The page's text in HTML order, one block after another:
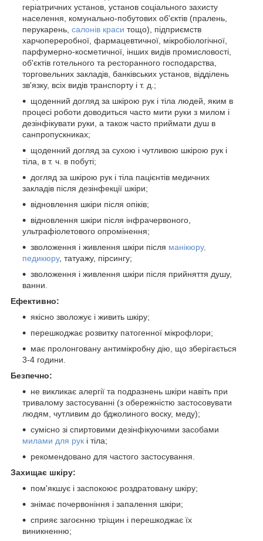
геріатричних установ, установ соціального захисту
населення, комунально-побутових об'єктів (пралень,
перукарень, салонів краси тощо), підприємств
харчопереробної, фармацевтичної, мікробіологічної,
парфумерно-косметичної, інших видів промисловості,
об'єктів готельного та ресторанного господарства,
торговельних закладів, банківських установ, відділень
зв'язку, всіх видів транспорту і т. д.;
щоденний догляд за шкірою рук і тіла людей, яким в
процесі роботи доводиться часто мити руки з милом і
дезінфікувати руки, а також часто приймати душ в
санпропускниках;
щоденний догляд за сухою і чутливою шкірою рук і
тіла, в т. ч. в побуті;
догляд за шкірою рук і тіла пацієнтів медичних
закладів після дезінфекції шкіри;
відновлення шкіри після опіків;
відновлення шкіри після інфрачервоного,
ультрафіолетового опромінення;
зволоження і живлення шкіри після манікюру,
педикюру, татуажу, пірсингу;
зволоження і живлення шкіри після прийняття душу,
ванни.
Ефективно:
якісно зволожує і живить шкіру;
перешкоджає розвитку патогенної мікрофлори;
має пролонговану антимікробну дію, що зберігається
3-4 години.
Безпечно:
не викликає алергії та подразнень шкіри навіть при
тривалому застосуванні (з обережністю застосовувати
людям, чутливим до бджолиного воску, меду);
сумісно зі спиртовими дезінфікуючими засобами
милами для рук і тіла;
рекомендовано для частого застосування.
Захищає шкіру:
пом'якшує і заспокоює роздратовану шкіру;
знімає почервоніння і запалення шкіри;
сприяє загоєнню тріщин і перешкоджає їх
виникненню;